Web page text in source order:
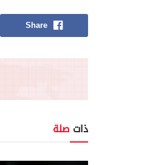
Share
ذات صلة